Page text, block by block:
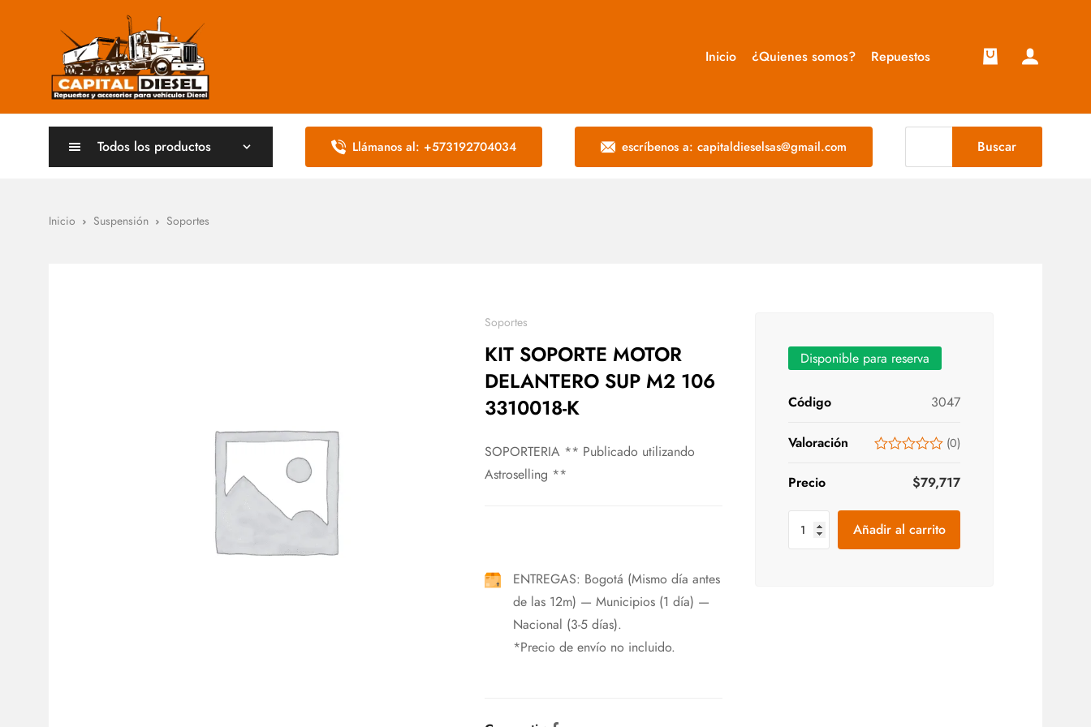
Inicio ¿Quienes somos? Repuestos
Todos los productos Llámanos al: +573192704034 escríbenos a: capitaldieselsas@gmail.com Buscar
Inicio Suspensión Soportes
Soportes
KIT SOPORTE MOTOR
DELANTERO SUP M2 106
3310018-K
SOPORTERIA ** Publicado utilizando
Astroselling **
ENTREGAS: Bogotá (Mismo día antes
de las 12m) — Municipios (1 día) —
Nacional (3-5 días).
*Precio de envío no incluido.
Disponible para reserva
Código 3047
Valoración (0)
Precio $79,717
Añadir al carrito